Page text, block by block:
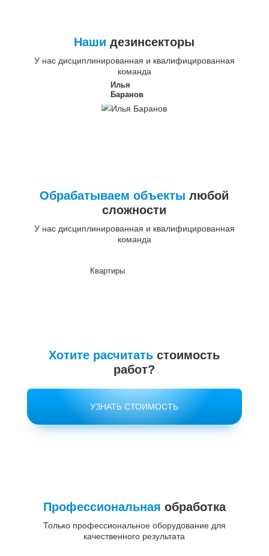
Наши дезинсекторы
У нас дисциплинированная и квалифицированная
команда
Илья
Баранов
Обрабатываем объекты любой
сложности
У нас дисциплинированная и квалифицированная
команда
Квартиры
Хотите расчитать стоимость
работ?
УЗНАТЬ СТОИМОСТЬ
Профессиональная обработка
Только профессиональное оборудование для
качественного результата